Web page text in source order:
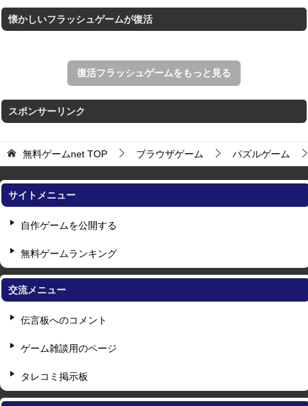
懐かしいフラッシュゲームが復活
復活フラッシュゲームをもっと見る
スポンサーリンク
無料ゲームnet TOP ブラウザゲーム パズルゲーム
サイトメニュー
自作ゲームを公開する
無料ゲームランキング
交流メニュー
伝言板へのコメント
ゲーム雑談用のページ
タレコミ掲示板